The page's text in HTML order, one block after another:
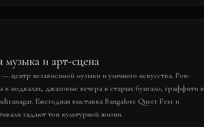
и арт-сцена
— центр независимой музыки и уличного искусства. Рок-
в подвалах, джазовые вечера в старых бунгало, граффити в
Ежегодная выставка Bangalore Queer Fest и
задают тон культурной жизни.